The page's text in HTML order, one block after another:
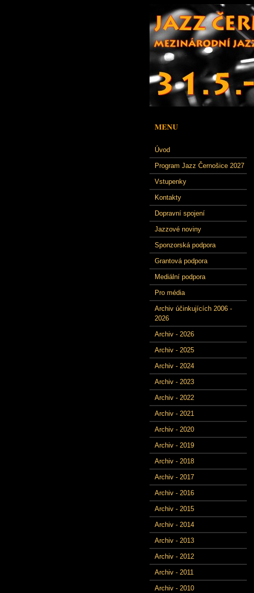
MENU
Úvod
Program Jazz Černošice 2027
Vstupenky
Kontakty
Dopravní spojení
Jazzové noviny
Sponzorská podpora
Grantová podpora
Mediální podpora
Pro média
Archiv účinkujících 2006 -
2026
Archiv - 2026
Archiv - 2025
Archiv - 2024
Archiv - 2023
Archiv - 2022
Archiv - 2021
Archiv - 2020
Archiv - 2019
Archiv - 2018
Archiv - 2017
Archiv - 2016
Archiv - 2015
Archiv - 2014
Archiv - 2013
Archiv - 2012
Archiv - 2011
Archiv - 2010